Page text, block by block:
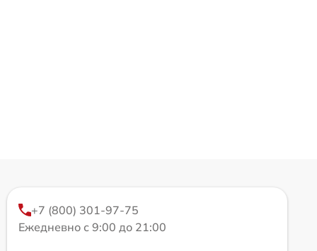
+7 (800) 301-97-75
Ежедневно с 9:00 до 21:00